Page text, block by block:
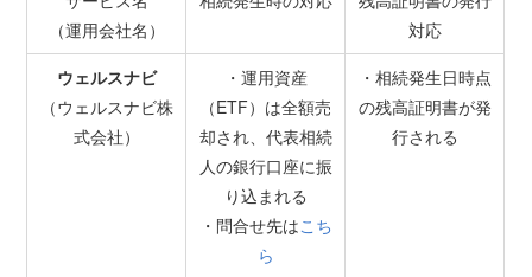
（運用会社名）
対応
ウェルスナビ
（ウェルスナビ株
式会社）
・運用資産
（ETF）は全額売
却され、代表相続
人の銀行口座に振
り込まれる
・問合せ先はこち
ら
・相続発生日時点
の残高証明書が発
行される